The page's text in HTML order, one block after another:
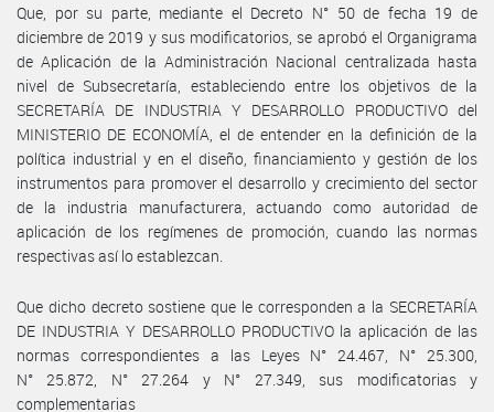
Que, por su parte, mediante el Decreto N° 50 de fecha 19 de
diciembre de 2019 y sus modificatorios, se aprobó el Organigrama
de Aplicación de la Administración Nacional centralizada hasta
nivel de Subsecretaría, estableciendo entre los objetivos de la
SECRETARÍA DE INDUSTRIA Y DESARROLLO PRODUCTIVO del
MINISTERIO DE ECONOMÍA, el de entender en la definición de la
política industrial y en el diseño, financiamiento y gestión de los
instrumentos para promover el desarrollo y crecimiento del sector
de la industria manufacturera, actuando como autoridad de
aplicación de los regímenes de promoción, cuando las normas
respectivas así lo establezcan.
Que dicho decreto sostiene que le corresponden a la SECRETARÍA
DE INDUSTRIA Y DESARROLLO PRODUCTIVO la aplicación de las
normas correspondientes a las Leyes N° 24.467, N° 25.300,
N° 25.872, N° 27.264 y N° 27.349, sus modificatorias y
complementarias